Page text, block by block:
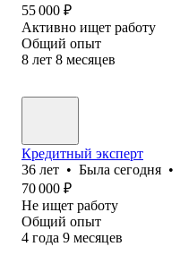
55 000 ₽
Активно ищет работу
Общий опыт
8 лет 8 месяцев
Кредитный эксперт
36 лет • Была сегодня •
70 000 ₽
Не ищет работу
Общий опыт
4 года 9 месяцев